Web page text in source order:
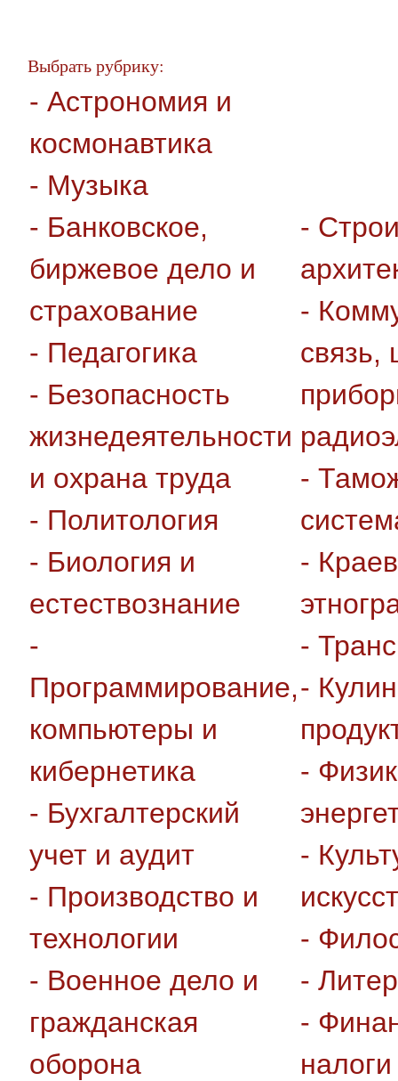
Выбрать рубрику:
- Астрономия и
космонавтика
- Музыка
- Банковское,
биржевое дело и
страхование
- Педагогика
- Безопасность
жизнедеятельности
и охрана труда
- Политология
- Биология и
естествознание
-
Программирование,
компьютеры и
кибернетика
- Бухгалтерский
учет и аудит
- Производство и
технологии
- Военное дело и
гражданская
оборона
-
-
связь,
-
-
-
-
-
-
-
-
-
налоги